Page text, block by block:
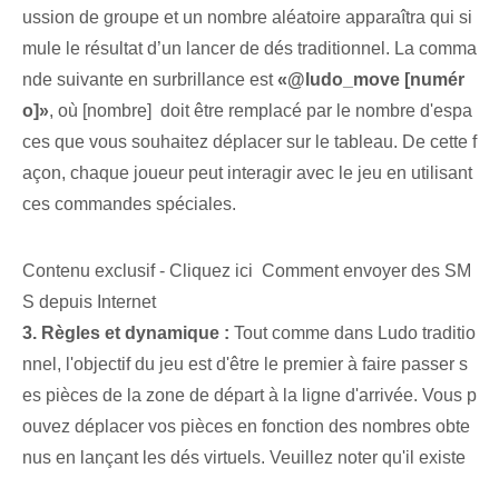
ussion de groupe et un nombre aléatoire apparaîtra qui si
mule le résultat d’un lancer de dés traditionnel. La comma
nde suivante en surbrillance est«@ludo_move [numér
o]», où [nombre] ‌ doit être remplacé par le ⁣nombre ⁣d'espa
ces que vous souhaitez déplacer sur le ‍tableau.‍ De cette f
açon, ⁢chaque joueur peut interagir⁢ avec le jeu en utilisant⁤
ces commandes spéciales⁢.
Contenu exclusif - Cliquez ici Comment envoyer des SM
S depuis Internet
3. Règles et dynamique : Tout comme dans Ludo traditio
nnel, l'objectif du jeu est d'être le premier à faire passer s
es pièces de la zone de départ à la ligne d'arrivée. Vous p
ouvez déplacer vos pièces en fonction des nombres obte
nus en lançant les dés virtuels. Veuillez noter qu'il existe